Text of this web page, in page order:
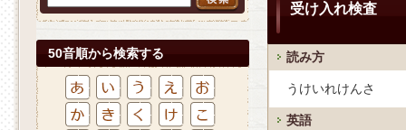
50音順から検索する
受け入れ検査
読み方
うけいれけんさ
英語